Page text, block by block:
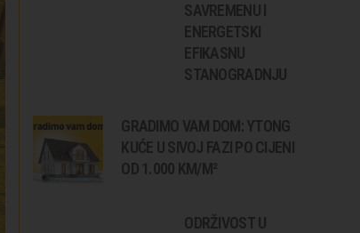
SAVREMENU I
ENERGETSKI
EFIKASNU
STANOGRADNJU
GRADIMO VAM DOM: YTONG
KUĆE U SIVOJ FAZI PO CIJENI
OD 1.000 KM/M²
ODRŽIVOST U